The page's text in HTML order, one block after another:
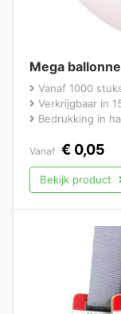
Mega
Vanaf 1000
Verkrijgbaar in
Bedrukking in
Vanaf € 0,05
Bekijk product